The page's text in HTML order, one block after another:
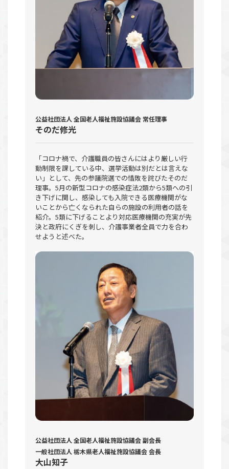
公益社団法人 全国老人福祉施設協議会 常任理事
そのだ修光
「コロナ禍で、介護職員の皆さんにはより厳しい行
動制限を課している中、選挙活動は別だとは言えな
い」として、先の参議院選での惜敗を詫びたそのだ
理事。5月の新型コロナの感染症法2類から5類への引
き下げに関し、感染しても入院できる医療機関がな
いことから亡くなられた自らの施設の利用者の話を
紹介。5類に下げることより対応医療機関の充実が先
決と政府にくぎを刺し、介護事業者全員で力を合わ
せようと述べた。
公益社団法人 全国老人福祉施設協議会 副会長
一般社団法人 栃木県老人福祉施設協議会 会長
大山知子